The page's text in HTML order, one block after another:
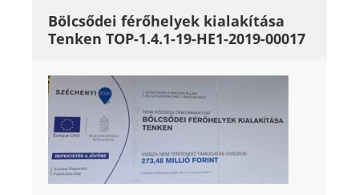
Bölcsődei férőhelyek kialakítása
Tenken TOP-1.4.1-19-HE1-2019-00017